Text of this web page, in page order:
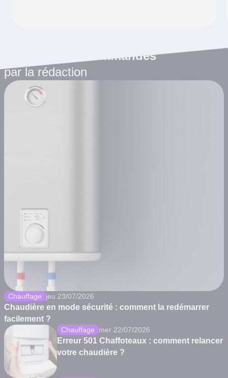
Les articles recommandés
par la rédaction
Chauffage jeu 23/07/2026
Chaudière en mode sécurité : comment la redémarrer
facilement ?
Chauffage mer 22/07/2026
Erreur 501 Chaffoteaux : comment relancer
votre chaudière ?